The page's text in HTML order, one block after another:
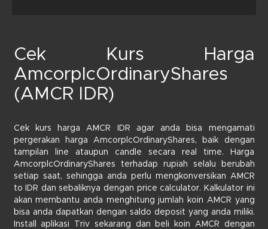
Cek Kurs Harga
AmcorplcOrdinaryShares
(AMCR IDR)
Cek kurs harga AMCR IDR agar anda bisa mengamati
pergerakan harga AmcorplcOrdinaryShares, baik dengan
tampilan line ataupun candle secara real time. Harga
AmcorplcOrdinaryShares terhadap rupiah selalu berubah
setiap saat, sehingga anda perlu mengkonversikan AMCR
to IDR dan sebaliknya dengan price calculator. Kalkulator ini
akan membantu anda menghitung jumlah koin AMCR yang
bisa anda dapatkan dengan saldo deposit yang anda miliki.
Install aplikasi Triv sekarang dan beli koin AMCR dengan